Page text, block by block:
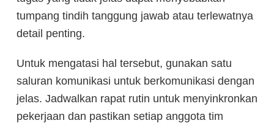
tumpang tindih tanggung jawab atau terlewatnya
detail penting.
Untuk mengatasi hal tersebut, gunakan satu
saluran komunikasi untuk berkomunikasi dengan
jelas. Jadwalkan rapat rutin untuk menyinkronkan
pekerjaan dan pastikan setiap anggota tim